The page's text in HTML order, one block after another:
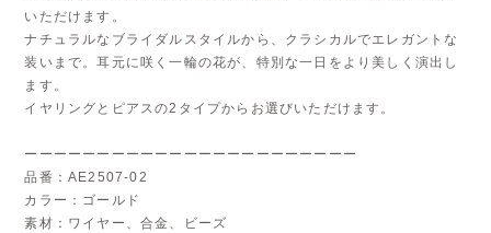
いただけます。
ナチュラルなブライダルスタイルから、クラシカルでエレガントな
装いまで。耳元に咲く一輪の花が、特別な一日をより美しく演出し
ます。
イヤリングとピアスの2タイプからお選びいただけます。
ーーーーーーーーーーーーーーーーーーーーーーー
品番：AE2507-02
カラー：ゴールド
素材：ワイヤー、合金、ビーズ